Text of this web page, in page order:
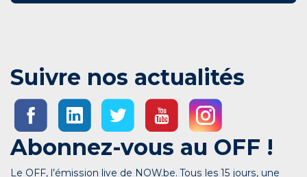
Suivre nos actualités
Abonnez-vous au OFF !
Le OFF, l’émission live de NOW.be. Tous les 15 jours, une